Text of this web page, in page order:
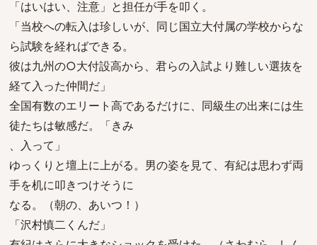
「はいはい、注意」と担任が手を叩く。
「当校への転入は珍しいが、同じ国立大付属の学校からな
ら試験を経ればできる。
彼は九州の○大付設高から、君らの入試より難しい選抜を
経て入った仲間だ」
全国有数のエリート高であるだけに、同級生の出来には生
徒たちは敏感だ。「きみ
、入って」
ゆっくりと壇上に上がる。男の姿を見て、有紀は思わず両
手を机に叩きつけそうに
なる。（朝の、あいつ！）
「沢村慎二くんだ」